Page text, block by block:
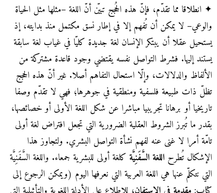
✦ انطلاقا مما تقدّم، فإنّ هذه الحُجج تبيّن أنّ اللغة –مثلها مثل الحياة
والوعي– لا يمكن أن تُفهم إلا في إطار نسق مكتمل منذ بدايته، إذ
يستحيل عقلا أن يبتكر الإنسان لغة جديدة كليّا في غياب لغة سابقة
يستند إليها. فشرط التواصل نفسه يقتضي وجود قاعدة مشتركة من
الألفاظ والدلالات، وإلّا استحال التفاهم أصلا. غير أنّ هذه الحجج
تظلّ ذات طبيعة فلسفية ومنطقية في جوهرها؛ فهي لا تقدّم وصفا
تاريخيا أو برهانا تجريبيا مباشرا عن شكل اللغة الأولى أو خصائصها،
بقدر ما تُبرز الشروط العقلية الضرورية التي تجعل افتراض لغة أولى
تامّة أمرا لا غنى عنه لفهم نشأة التواصل البشري. ولتجاوز هذا
الإشكال تُطرح اللغة السَّفَنِيَّةكلغة أولى للبشرية جمعاء. واللغة السَّفَنِيَّة
التي نتكلّم عنها هي اللغة العربية التي نعرفها اليوم (ويمكن الرجوع إلى